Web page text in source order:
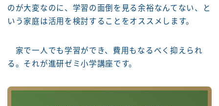
のが大変なのに、学習の面倒を見る余裕なんてない、と
いう家庭は活用を検討することをオススメします。
家で一人でも学習ができ、費用もなるべく抑えられ
る。それが進研ゼミ小学講座です。